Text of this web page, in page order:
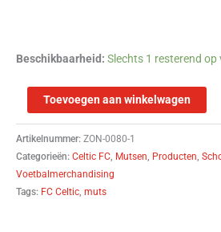
Beschikbaarheid: Slechts 1 resterend op
Toevoegen aan winkelwagen
Artikelnummer: ZON-0080-1
Categorieën: Celtic FC Mutsen Producten
Voetbalmerchandising
Tags: FC Celtic muts